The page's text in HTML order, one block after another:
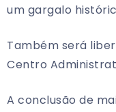
um gargalo
Também será
Centro
A conclusão de